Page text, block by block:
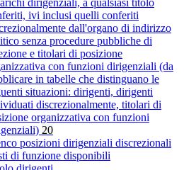
dirigenziali, a qualsiasi titolo
ivi inclusi quelli conferiti
dall'organo di indirizzo
senza procedure pubbliche di
e titolari di posizione
con funzioni dirigenziali (da
in tabelle che distinguano le
situazioni: dirigenti, dirigenti
discrezionalmente, titolari di
organizzativa con funzioni
20
posizioni dirigenziali discrezionali
di funzione disponibili